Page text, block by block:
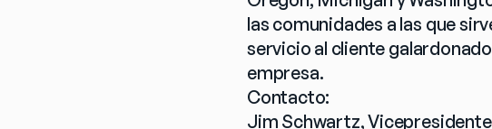
las comunidades a las que
servicio al cliente
empresa.
Contacto:
Jim Schwartz,